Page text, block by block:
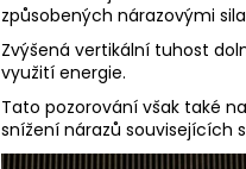
způsobených nárazovými
Zvýšená vertikální tuhost
využití energie.
Tato pozorování však také
snížení nárazů souvisejících